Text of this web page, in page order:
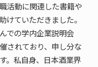
活動に関連した書籍や
けていただきました。
での学内企業説明会
されており、申し分な
。私自身、日本酒業界